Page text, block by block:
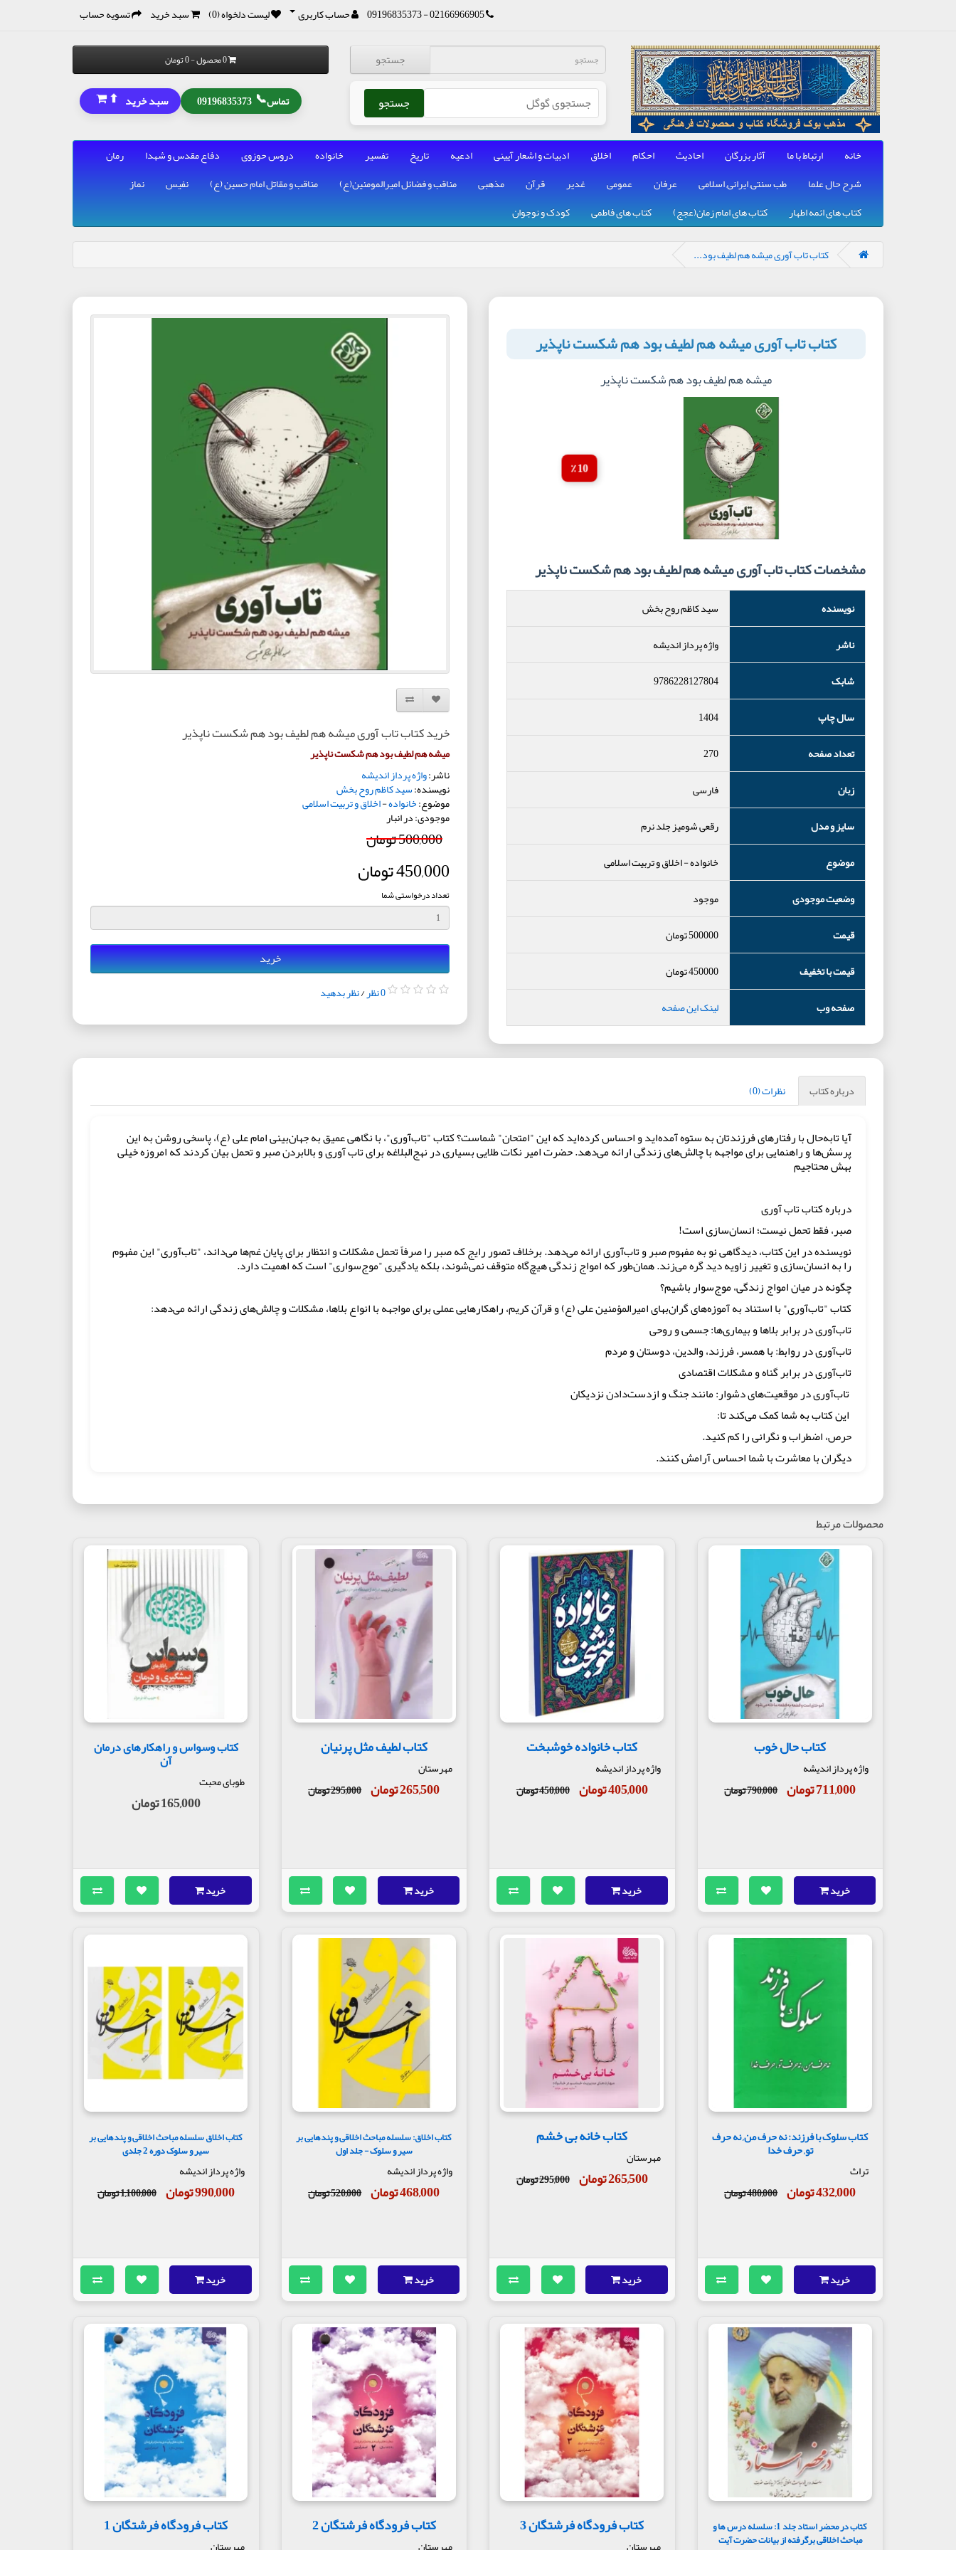
02166966905 - 09196835373 حساب کاربری لیست دلخواه (0) سبد خرید تسویه حساب
جستجو
جستجو
0 محصول - 0 تومان
تماس📞
09196835373 سبد خرید ⬆
خانه ارتباط با ما آثار بزرگان احادیث احکام اخلاق ادبیات و اشعار آیینی ادعیه تاریخ تفسیر خانواده دروس حوزوی دفاع مقدس و شهدا
رمان
شرح حال علما
طب سنتی, ایرانی, اسلامی عرفان عمومی غدیر قرآن مذهبی مناقب و فضائل امیرالمومنین(ع) مناقب و مقاتل امام حسین (ع) نفیس
نماز
کتاب های ائمه اطهار
کتاب های امام زمان(عجج) کتاب های فاطمی کودک و نوجوان
کتاب تاب آوری میشه هم لطیف بود...
کتاب تاب آوری میشه هم لطیف بود هم شکست ناپذیر
میشه هم لطیف بود هم شکست ناپذیر
10 ٪
مشخصات کتاب تاب آوری میشه هم لطیف بود هم شکست ناپذیر
نویسنده
سید کاظم روح بخش
ناشر
واژه پرداز اندیشه
شابک
9786228127804
سال چاپ
1404
تعداد صفحه
270
زبان
فارسی
سایز و مدل
رقعی شومیز جلد نرم
موضوع
خانواده-اخلاق و تربیت اسلامی
وضعیت موجودی
موجود
قیمت
500000تومان
قیمت با تخفیف
450000تومان
صفحه وب
لینک این صفحه
افزودن به لیست دلخواه
مقایسه این محصول
خرید کتاب تاب آوری میشه هم لطیف بود هم شکست ناپذیر
میشه هم لطیف بود هم شکست ناپذیر
ناشر:واژه پرداز اندیشه
نویسنده:سید کاظم روح بخش
موضوع:خانواده-اخلاق و تربیت اسلامی
موجودی: در انبار
500,000 تومان
450,000 تومان
تعداد درخواستی شما
خرید
0 نظر /نظر بدهید
درباره کتاب نظرات (0)
آیا تابه‌حال با رفتارهای فرزندتان به ستوه آمده‌اید و احساس کرده‌اید که این "امتحان" شماست؟ کتاب "تاب‌آوری"، با نگاهی عمیق به جهان‌بینی امام علی (ع)، پاسخی روشن به این
پرسش‌ها و راهنمایی برای مواجهه با چالش‌های زندگی ارائه می‌دهد. حضرت امیر نکات طلایی بسیاری در نهج‌البلاغه برای تاب آوری و بالابردن صبر و تحمل بیان کردند که امروزه خیلی
بهش محتاجیم
درباره کتاب تاب آوری
صبر، فقط تحمل نیست؛ انسان‌سازی است!
نویسنده در این کتاب، دیدگاهی نو به مفهوم صبر و تاب‌آوری ارائه می‌دهد. برخلاف تصور رایج که صبر را صرفاً تحمل مشکلات و انتظار برای پایان غم‌ها می‌داند، "تاب‌آوری" این مفهوم
را به انسان‌سازی و تغییر زاویه دید گره می‌زند. همان‌طور که امواج زندگی هیچ‌گاه متوقف نمی‌شوند، بلکه یادگیری "موج‌سواری" است که اهمیت دارد.
چگونه در میان امواج زندگی، موج‌سوار باشیم؟
کتاب "تاب‌آوری" با استناد به آموزه‌های گران‌بهای امیرالمؤمنین علی (ع) و قرآن کریم، راهکارهایی عملی برای مواجهه با انواع بلاها، مشکلات و چالش‌های زندگی ارائه می‌دهد:
تاب‌آوری در برابر بلاها و بیماری‌ها: جسمی و روحی
تاب‌آوری در روابط: با همسر، فرزند، والدین، دوستان و مردم
تاب‌آوری در برابر گناه و مشکلات اقتصادی
تاب‌آوری در موقعیت‌های دشوار: مانند جنگ و ازدست‌دادن نزدیکان
این کتاب به شما کمک می‌کند تا:
حرص، اضطراب و نگرانی را کم کنید.
دیگران با معاشرت با شما احساس آرامش کنند.
هم لطیف و نرم‌خو باشید و هم سخت‌کوش و شکست‌ناپذیر.
تربیت فرزند با صبر و ساختن، نه تخریب:
بخشی از کتاب به تربیت فرزند اختصاص دارد و با مثالی واقعی، اهمیت "صبر در تربیت" را نشان می‌دهد. تربیت فرزند به معنای ساختن اوست، نه له کردنش. سرزنش‌های
خشمگینانه و تنبیه بدنی، شاید سکوت بیاورد، اما رشدی در پی ندارد. فرزندان آنچه را می‌شنوند و حس می‌کنند، یاد می‌گیرند. پدر و مادری که با صبوری و درک، فرزندشان را
راهنمایی می‌کنند، به او اعتمادبه‌نفس می‌بخشند و او را می‌سازند. آدم ساختن، هنری است که با صبر به دست می‌آید.
"تاب‌آوری" هدیه‌ای است برای کسانی که به دنبال بالابردن صبر، تحمل و تاب‌آوری خود هستند و خواهان تحولی شگرف در زندگی خویش هستند.
قسمتی از کتاب تاب آوری، فصل ارتباط با فرزند
توی کتاب «تاب‌آوری» اومده: صبر در تربیت یعنی بدونی بچه‌ات آدمه، نه ربات. خراب می‌کنه، ولی باید یاد بگیره… نه له بشه. نفرین و کتک، شاید سکوت بیاره، ولی رشدی توش نیست.
بچه‌ها اون چیزیو یاد می‌گیرن که «می‌شنَون» و «حس می‌کنن»، نه چیزی که با عصبانیت تو سرشون کوبیده می‌شه! مثال واقعی: پدری که می‌گه: «دیگه نمی‌خوام ببینمت!» یه زخم رو روح
بچه می‌زنه که با هیچ بوسه‌ای خوب نمی‌شه. ولی اگه همون لحظه بگه: «خیلی عصبانی‌ام، بعداً با هم حرف می‌زنیم…» اون بچه اعتماد به نفسشو از دست نمی‌ده. نتیجه: بچه‌ت رو بساز…
با صبر، با چشم، با دل. کتک زدن آسونه، آدم ساختن هنر می‌خواد.
محصولات مرتبط
کتاب حال خوب
واژه پرداز اندیشه
711,000 تومان 790,000 تومان
خرید
کتاب خانواده خوشبخت
واژه پرداز اندیشه
405,000 تومان 450,000 تومان
خرید
کتاب لطیف مثل پرنیان
مهرستان
265,500 تومان 295,000 تومان
خرید
کتاب وسواس و راهکارهای درمان
آن
طوبای محبت
165,000 تومان
خرید
کتاب سلوک با فرزند: نه حرف من, نه حرف
تو, حرف خدا
تراث
432,000 تومان 480,000 تومان
خرید
کتاب خانه بی خشم
مهرستان
265,500 تومان 295,000 تومان
خرید
کتاب اخلاق: سلسله مباحث اخلاقی و پندهایی بر
سیر و سلوک - جلد اول
واژه پرداز اندیشه
468,000 تومان 520,000 تومان
خرید
کتاب اخلاق سلسله مباحث اخلاقی و پندهایی بر
سیر و سلوک دوره 2 جلدی
واژه پرداز اندیشه
990,000 تومان 1,100,000 تومان
خرید
کتاب در محضر استاد جلد 1: سلسله درس ها و
مباحث اخلاقی برگرفته از بیانات حضرت آیت
کتاب فرودگاه فرشتگان 3 کتاب فرودگاه فرشتگان 2 کتاب فرودگاه فرشتگان 1